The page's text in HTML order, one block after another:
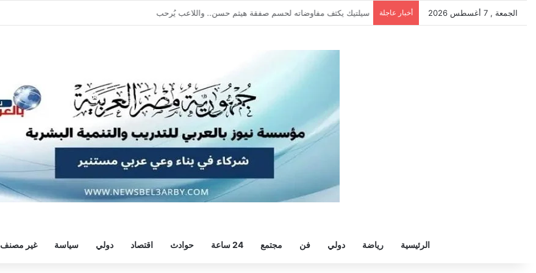
الجمعة , 7 أغسطس 2026 أخبار عاجلة الزمالك يرفض رحيل خوان بيزيرا ويطالبه بالعودة الفورية للتدريبات
الرئيسية رياضة دولي فن مجتمع 24 ساعة حوادث اقتصاد دولي سياسة غير مصنف